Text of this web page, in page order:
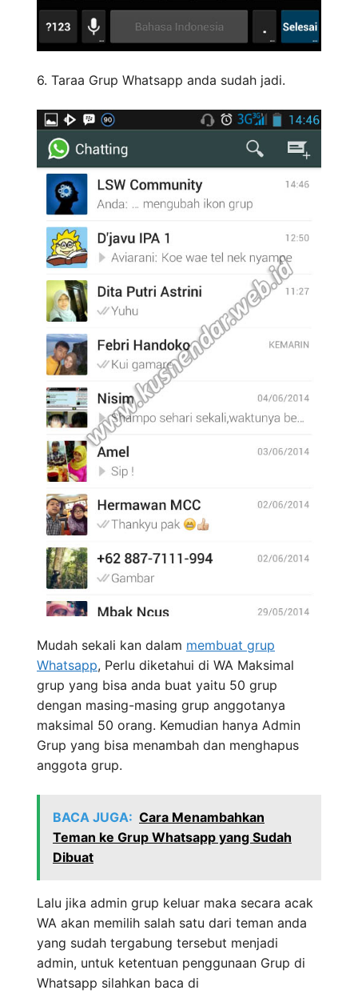
6. Taraa Grup Whatsapp anda sudah jadi.
Mudah sekali kan dalam membuat grup
Whatsapp, Perlu diketahui di WA Maksimal
grup yang bisa anda buat yaitu 50 grup
dengan masing-masing grup anggotanya
maksimal 50 orang. Kemudian hanya Admin
Grup yang bisa menambah dan menghapus
anggota grup.
BACA JUGA: Cara Menambahkan
Teman ke Grup Whatsapp yang Sudah
Dibuat
Lalu jika admin grup keluar maka secara acak
WA akan memilih salah satu dari teman anda
yang sudah tergabung tersebut menjadi
admin, untuk ketentuan penggunaan Grup di
Whatsapp silahkan baca di